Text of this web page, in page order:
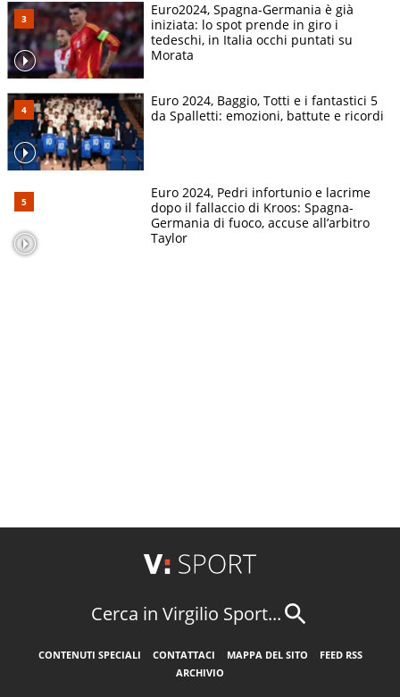
Euro2024, Spagna-Germania è già
iniziata: lo spot prende in giro i
tedeschi, in Italia occhi puntati su
Morata
Euro 2024, Baggio, Totti e i fantastici 5
da Spalletti: emozioni, battute e ricordi
Euro 2024, Pedri infortunio e lacrime
dopo il fallaccio di Kroos: Spagna-
Germania di fuoco, accuse all’arbitro
Taylor
Cerca in Virgilio Sport...
CONTENUTI SPECIALI CONTATTACI MAPPA DEL SITO
FEED RSS
ARCHIVIO